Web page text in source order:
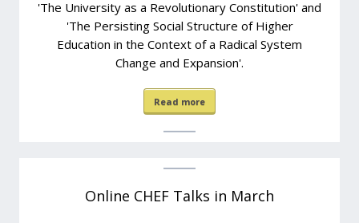
'The University as a Revolutionary Constitution' and
'The Persisting Social Structure of Higher
Education in the Context of a Radical System
Change and Expansion'.
Read more
Online CHEF Talks in March